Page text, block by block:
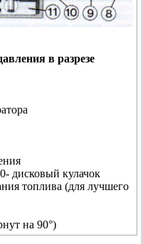
в разрезе
дисковый кулачок
топлива (для лучшего
на 90°)